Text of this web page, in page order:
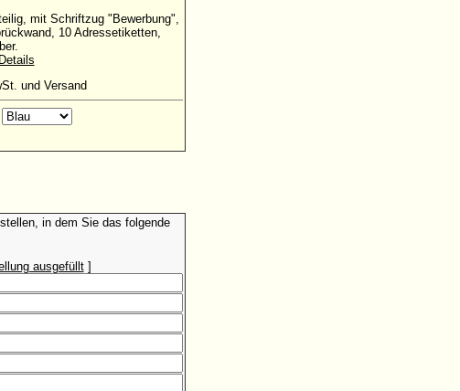
mit Schriftzug "Bewerbung",
10 Adressetiketten,
Details
und Versand
in dem Sie das folgende
ausgefüllt]